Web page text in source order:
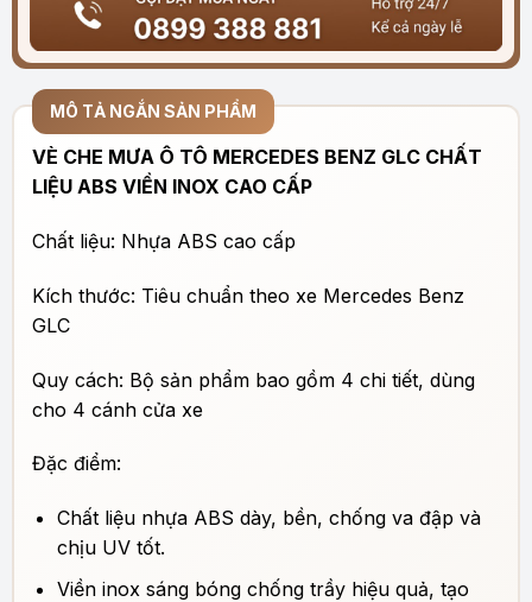
MÔ TẢ NGẮN SẢN PHẨM
VÈ CHE MƯA Ô TÔ MERCEDES BENZ GLC CHẤT
LIỆU ABS VIỀN INOX CAO CẤP
Chất liệu: Nhựa ABS cao cấp
Kích thước: Tiêu chuẩn theo xe Mercedes Benz
GLC
Quy cách: Bộ sản phẩm bao gồm 4 chi tiết, dùng
cho 4 cánh cửa xe
Đặc điểm:
Chất liệu nhựa ABS dày, bền, chống va đập và
chịu UV tốt.
Viền inox sáng bóng chống trầy hiệu quả, tạo